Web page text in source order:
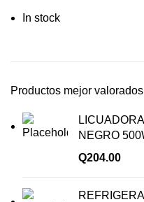
In stock
Productos mejor valorados
NEGRO
Q204.00